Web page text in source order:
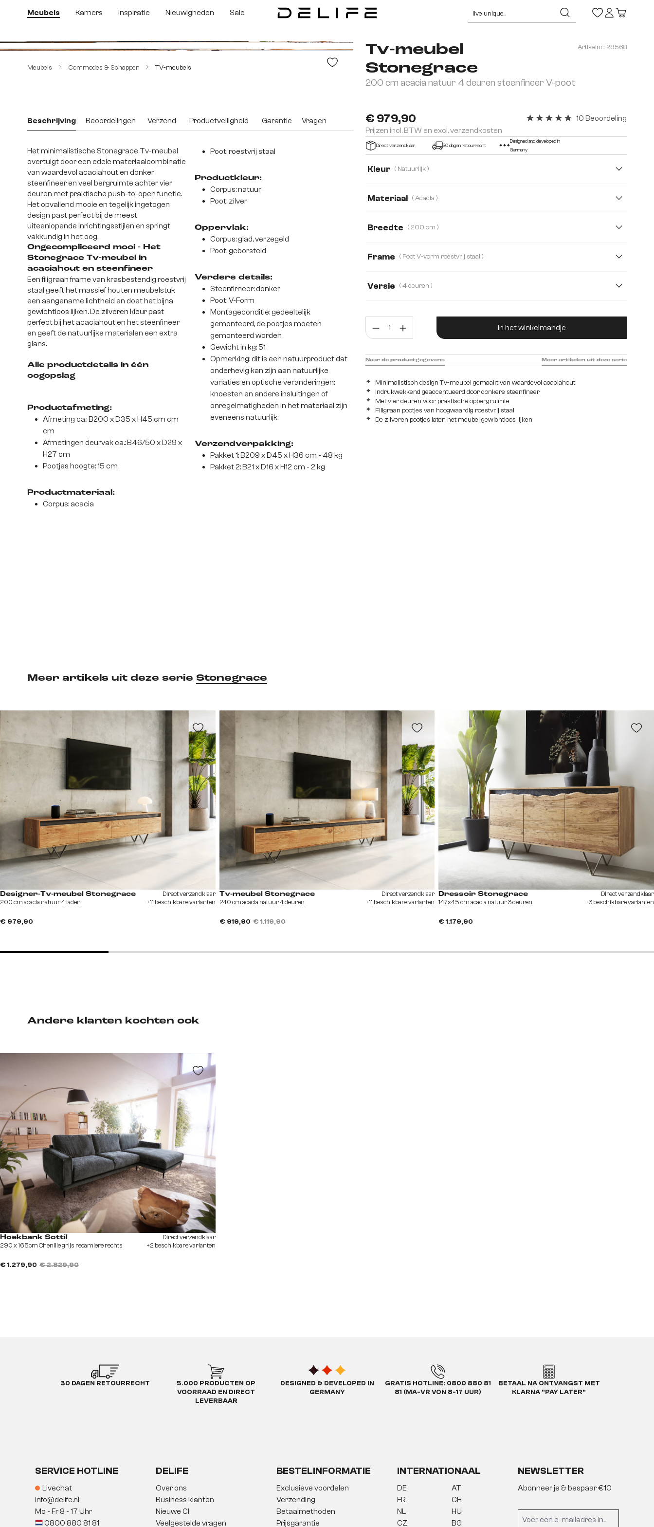
naar de hoofdinhoud
Ga naar de zoekopdracht
Ga naar de hoofdnavigatie
Meubels Kamers Inspiratie Nieuwigheden Sale
Meubels Commodes & Schappen TV-meubels
Tv-meubel
Stonegrace
200 cm acacia natuur 4 deuren steenfineer V-poot
Artikelnr.: 29568
€ 979,90
Prijzen incl. BTW en excl. verzendkosten
10 Beoordeling
Direct verzendklaar 30 dagen retourrecht
Designed and developed in
Germany
Kleur ( Natuurlijk )
Materiaal ( Acacia )
Breedte ( 200 cm )
Frame ( Poot V-vorm roestvrij staal )
Versie ( 4 deuren )
2 deuren, 2 laden, 1 middenvak 2 deuren, 2 laden, 1 vak
Producthoeveelheid: Voer de gewenste
In het winkelmandje
Minimalistisch design Tv-meubel gemaakt van waardevol acaciahout
Indrukwekkend geaccentueerd door donkere steenfineer
Met vier deuren voor praktische opbergruimte
Filigraan pootjes van hoogwaardig roestvrij staal
De zilveren pootjes laten het meubel gewichtloos lijken
Naar de productgegevens Meer artikelen uit deze serie
Beschrijving Beoordelingen Verzend Productveiligheid Garantie Vragen
Het minimalistische Stonegrace Tv-meubel
overtuigt door een edele materiaalcombinatie
van waardevol acaciahout en donker
steenfineer en veel bergruimte achter vier
deuren met praktische push-to-open functie.
Het opvallend mooie en tegelijk ingetogen
design past perfect bij de meest
uiteenlopende inrichtingsstijlen en springt
vakkundig in het oog.
Ongecompliceerd mooi - Het
Stonegrace Tv-meubel in
acaciahout en steenfineer
Een filigraan frame van krasbestendig roestvrij
staal geeft het massief houten meubelstuk
een aangename lichtheid en doet het bijna
gewichtloos lijken. De zilveren kleur past
perfect bij het acaciahout en het steenfineer
en geeft de natuurlijke materialen een extra
glans.
Alle productdetails in één
oogopslag
Productafmeting:
Afmeting ca.: B200 x D35 x H45 cm cm
cm
Afmetingen deurvak ca.: B46/50 x D29 x
H27 cm
Pootjes hoogte: 15 cm
Productmateriaal:
Corpus: acacia
Poot: roestvrij staal
Productkleur:
Corpus: natuur
Poot: zilver
Oppervlak:
Corpus: glad, verzegeld
Poot: geborsteld
Verdere details:
Steenfirneer: donker
Poot: V-Form
Montageconditie: gedeeltelijk
gemonteerd, de pootjes moeten
gemonteerd worden
Gewicht in kg: 51
Opmerking: dit is een natuurproduct dat
onderhevig kan zijn aan natuurlijke
variaties en optische veranderingen;
knoesten en andere insluitingen of
onregelmatigheden in het materiaal zijn
eveneens natuurlijk;
Verzendverpakking:
Pakket 1: B209 x D45 x H36 cm - 48 kg
Pakket 2: B21 x D16 x H12 cm - 2 kg
Andere klanten kochten ook
Hoekbank Sottil
290 x 165cm Chenille grijs recamiere rechts
€ 1.279,90 € 2.829,90
Direct verzendklaar
+2 beschikbare varianten
Meer artikels uit deze serie Stonegrace
Designer-Tv-meubel Stonegrace
200 cm acacia natuur 4 laden
€ 979,90
Direct verzendklaar
+11 beschikbare varianten
Tv-meubel Stonegrace
240 cm acacia natuur 4 deuren
€ 919,90 € 1.119,90
Direct verzendklaar
+11 beschikbare varianten
Dressoir Stonegrace
147x45 cm acacia natuur 3 deuren
€ 1.179,90
Direct verzendklaar
+3 beschikbare varianten
30 DAGEN RETOURRECHT
5.000 PRODUCTEN OP
VOORRAAD EN DIRECT
LEVERBAAR
DESIGNED & DEVELOPED IN
GERMANY
GRATIS HOTLINE: 0800 880 81
81 (MA-VR VON 8-17 UUR)
BETAAL NA ONTVANGST MET
KLARNA "PAY LATER"
SERVICE HOTLINE
Livechat
info@delife.nl
Mo - Fr 8 - 17 Uhr
0800 880 81 81
DELIFE
Over ons
Business klanten
Nieuwe CI
Veelgestelde vragen
BESTELINFORMATIE
Exclusieve voordelen
Verzending
Betaalmethoden
Prijsgarantie
INTERNATIONAAL
DE
FR
NL
CZ
AT
CH
HU
BG
NEWSLETTER
Abonneer je & bespaar €10